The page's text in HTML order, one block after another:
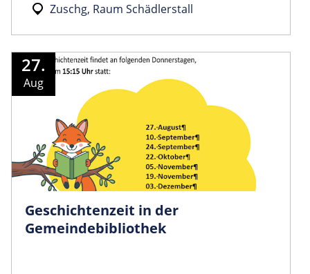
Zuschg, Raum Schädlerstall
27.
Aug
Geschichtenzeit in der
Gemeindebibliothek